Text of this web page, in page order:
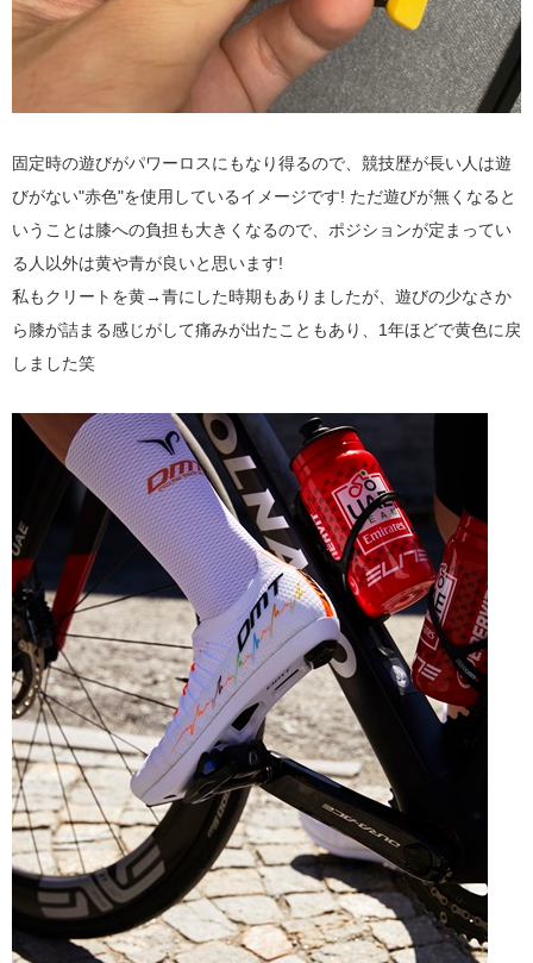
固定時の遊びがパワーロスにもなり得るので、競技歴が長い人は遊
びがない"赤色"を使用しているイメージです! ただ遊びが無くなると
いうことは膝への負担も大きくなるので、ポジションが定まってい
る人以外は黄や青が良いと思います!
私もクリートを黄→青にした時期もありましたが、遊びの少なさか
ら膝が詰まる感じがして痛みが出たこともあり、1年ほどで黄色に戻
しました笑